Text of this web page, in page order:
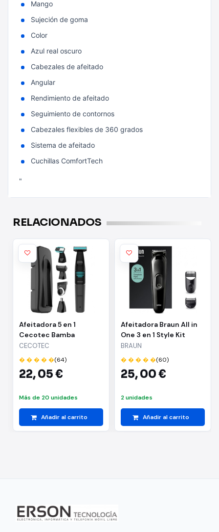
Mango
Sujeción de goma
Color
Azul real oscuro
Cabezales de afeitado
Angular
Rendimiento de afeitado
Seguimiento de contornos
Cabezales flexibles de 360 grados
Sistema de afeitado
Cuchillas ComfortTech
"
RELACIONADOS
Afeitadora 5 en 1
Cecotec Bamba
PrecisionCare Extreme/
con Batería/ 5
Accesorios
CECOTEC
� � � � �(64)
22,05 €
Más de 20 unidades
Añadir al carrito
Afeitadora Braun All in
One 3 en 1 Style Kit
Series 3/ con batería/ 2
Accesorios
BRAUN
� � � � �(60)
25,00 €
2 unidades
Añadir al carrito